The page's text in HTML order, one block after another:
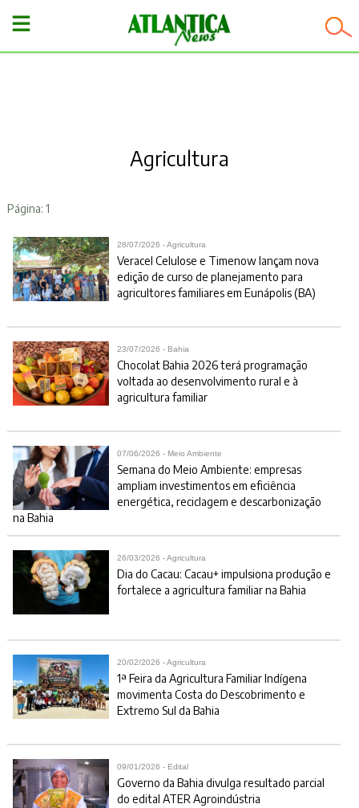
−
Agricultura
Página: 1
28/07/2026 - Agricultura
Veracel Celulose e Timenow lançam nova
edição de curso de planejamento para
agricultores familiares em Eunápolis (BA)
23/07/2026 - Bahia
Chocolat Bahia 2026 terá programação
voltada ao desenvolvimento rural e à
agricultura familiar
07/06/2026 - Meio Ambiente
Semana do Meio Ambiente: empresas
ampliam investimentos em eficiência
energética, reciclagem e descarbonização
na Bahia
26/03/2026 - Agricultura
Dia do Cacau: Cacau+ impulsiona produção e
fortalece a agricultura familiar na Bahia
20/02/2026 - Agricultura
1ª Feira da Agricultura Familiar Indígena
movimenta Costa do Descobrimento e
Extremo Sul da Bahia
09/01/2026 - Edital
Governo da Bahia divulga resultado parcial
do edital ATER Agroindústria